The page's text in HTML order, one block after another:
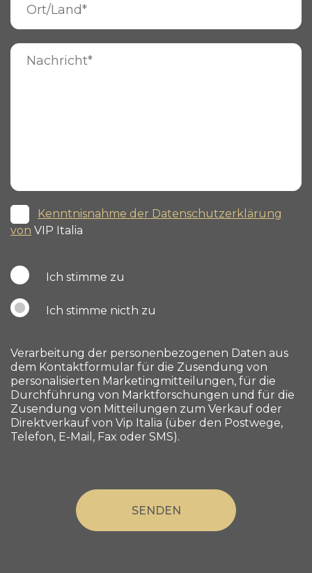
Kenntnisnahme der Datenschutzerklärung
von VIP Italia
Ich stimme zu
Ich stimme nicth zu
Verarbeitung der personenbezogenen Daten aus
dem Kontaktformular für die Zusendung von
personalisierten Marketingmitteilungen, für die
Durchführung von Marktforschungen und für die
Zusendung von Mitteilungen zum Verkauf oder
Direktverkauf von Vip Italia (über den Postwege,
Telefon, E-Mail, Fax oder SMS).